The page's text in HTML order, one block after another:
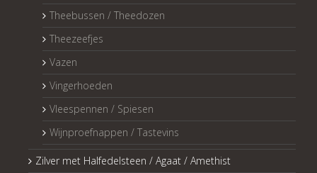
Theebussen / Theedozen
Theezeefjes
Vazen
Vingerhoeden
Vleespennen / Spiesen
Wijnproefnappen / Tastevins
Zilver met Halfedelsteen / Agaat / Amethist